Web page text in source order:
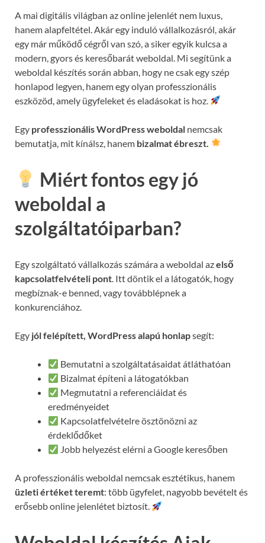
A mai digitális világban az online jelenlét nem luxus,
hanem alapfeltétel. Akár egy induló vállalkozásról, akár
egy már működő cégről van szó, a siker egyik kulcsa a
modern, gyors és keresőbarát weboldal. Mi segítünk a
weboldal készítés során abban, hogy ne csak egy szép
honlapod legyen, hanem egy olyan professzionális
eszközöd, amely ügyfeleket és eladásokat is hoz.
Egy professzionális WordPress weboldal nemcsak
bemutatja, mit kínálsz, hanem bizalmat ébreszt.
Miért fontos egy jó
weboldal a
szolgáltatóiparban?
Egy szolgáltató vállalkozás számára a weboldal azelső
kapcsolatfelvételi pont. Itt döntik el a látogatók, hogy
megbíznak-e benned, vagy továbblépnek a
konkurenciához.
Egy jól felépített, WordPress alapú honlapsegít:
Bemutatni a szolgáltatásaidat átláthatóan
Bizalmat építeni a látogatókban
Megmutatni a referenciáidat és
eredményeidet
Kapcsolatfelvételre ösztönözni az
érdeklődőket
Jobb helyezést elérni a Google keresőben
A professzionális weboldal nemcsak esztétikus, hanem
üzleti értéket teremt: több ügyfelet, nagyobb bevételt és
erősebb online jelenlétet biztosít.